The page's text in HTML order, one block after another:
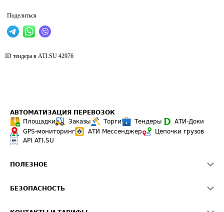
Поделиться
ID тендера в ATI.SU 42976
АВТОМАТИЗАЦИЯ ПЕРЕВОЗОК
Площадки
Заказы Торги Тендеры
АТИ-Доки
GPS-мониторинг
АТИ Мессенджер
Цепочки грузов
API ATI.SU
ПОЛЕЗНОЕ
Звезды ATI.SU на вашем сайте
БЕЗОПАСНОСТЬ